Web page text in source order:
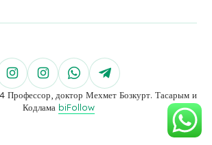
доктор Мехмет Бозкурт. Тасарым и
Кодлама biFollow